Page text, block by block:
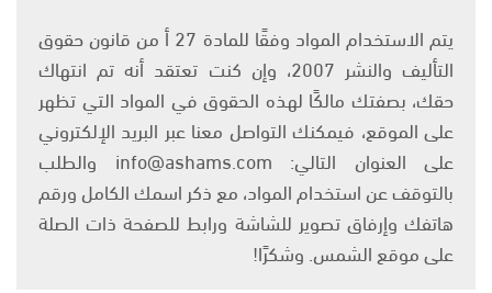
يتم الاستخدام المواد وفقًا للمادة 27 أ من قانون حقوق
التأليف والنشر 2007، وإن كنت تعتقد أنه تم انتهاك
حقك، بصفتك مالكًا لهذه الحقوق في المواد التي تظهر
على الموقع، فيمكنك التواصل معنا عبر البريد الإلكتروني
على العنوان التالي: info@ashams.com والطلب
بالتوقف عن استخدام المواد، مع ذكر اسمك الكامل ورقم
هاتفك وإرفاق تصوير للشاشة ورابط للصفحة ذات الصلة
على موقع الشمس. وشكرًا!